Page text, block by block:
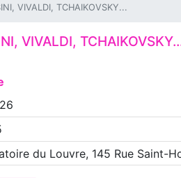
VIVALDI, TCHAIKOVSKY...
VIVALDI,
du Louvre, 145 Rue Saint-